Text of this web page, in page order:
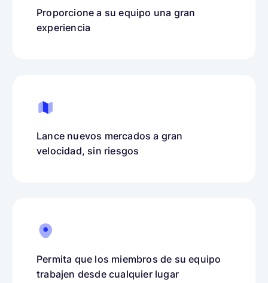
Proporcione a su equipo una gran
experiencia
Lance nuevos mercados a gran
velocidad, sin riesgos
Permita que los miembros de su equipo
trabajen desde cualquier lugar